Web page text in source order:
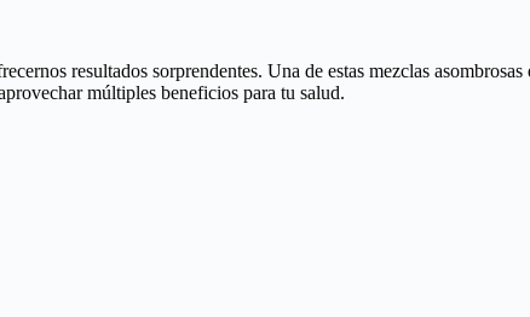
resultados sorprendentes. Una de estas mezclas
múltiples beneficios para tu salud.